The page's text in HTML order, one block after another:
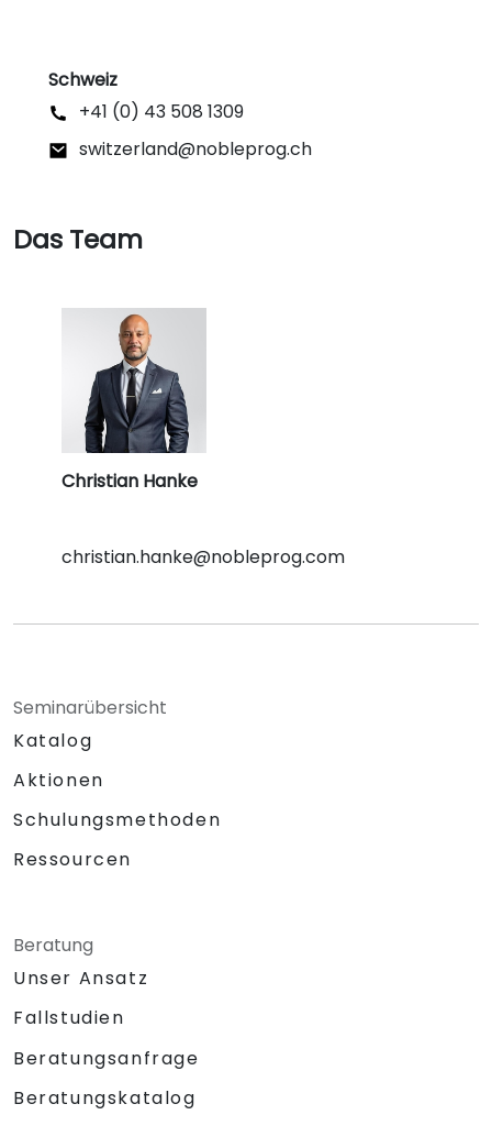
Schweiz
+41 (0) 43 508 1309
switzerland@nobleprog.ch
Das Team
Christian Hanke
christian.hanke@nobleprog.com
Seminarübersicht
Katalog
Aktionen
Schulungsmethoden
Ressourcen
Beratung
Unser Ansatz
Fallstudien
Beratungsanfrage
Beratungskatalog